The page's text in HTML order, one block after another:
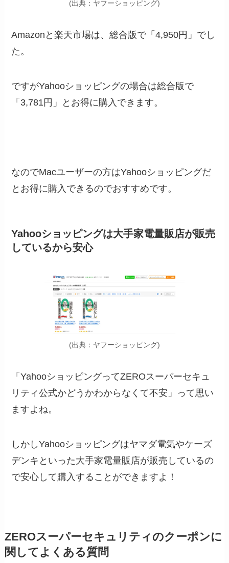
(出典：ヤフーショッピング)
Amazonと楽天市場は、総合版で「4,950円」でし
た。
ですがYahooショッピングの場合は総合版で
「 3,781円 」とお得に購入できます。
なのでMacユーザーの方はYahooショッピングだ
とお得に購入できるのでおすすめです。
Yahooショッピングは大手家電量販店が販売
しているから安心
(出典：ヤフーショッピング)
「YahooショッピングってZEROスーパーセキュ
リティ公式かどうかわからなくて不安」って思い
ますよね。
しかしYahooショッピングはヤマダ電気やケーズ
デンキといった大手家電量販店が販売しているの
で安心して購入することができますよ！
ZEROスーパーセキュリティのクーポンに
関してよくある質問